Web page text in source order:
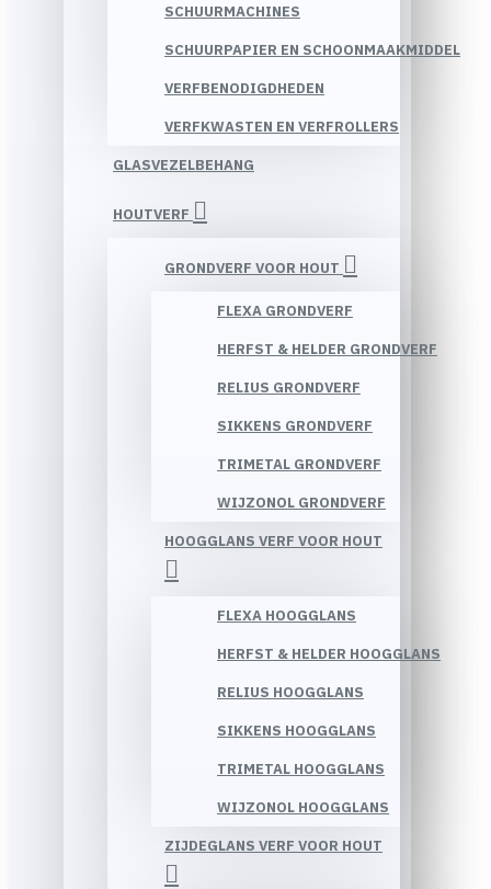
SCHUURMACHINES
SCHUURPAPIER EN SCHOONMAAKMIDDEL
VERFBENODIGDHEDEN
VERFKWASTEN EN VERFROLLERS
GLASVEZELBEHANG
HOUTVERF
GRONDVERF VOOR HOUT
FLEXA GRONDVERF
HERFST & HELDER GRONDVERF
RELIUS GRONDVERF
SIKKENS GRONDVERF
TRIMETAL GRONDVERF
WIJZONOL GRONDVERF
HOOGGLANS VERF VOOR HOUT
FLEXA HOOGGLANS
HERFST & HELDER HOOGGLANS
RELIUS HOOGGLANS
SIKKENS HOOGGLANS
TRIMETAL HOOGGLANS
WIJZONOL HOOGGLANS
ZIJDEGLANS VERF VOOR HOUT